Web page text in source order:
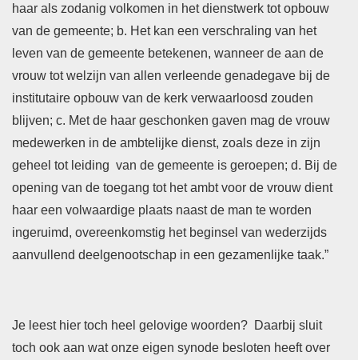
haar als zodanig volkomen in het dienstwerk tot opbouw
van de gemeente; b. Het kan een verschraling van het
leven van de gemeente betekenen, wanneer de aan de
vrouw tot welzijn van allen verleende genadegave bij de
institutaire opbouw van de kerk verwaarloosd zouden
blijven; c. Met de haar geschonken gaven mag de vrouw
medewerken in de ambtelijke dienst, zoals deze in zijn
geheel tot leiding van de gemeente is geroepen; d. Bij de
opening van de toegang tot het ambt voor de vrouw dient
haar een volwaardige plaats naast de man te worden
ingeruimd, overeenkomstig het beginsel van wederzijds
aanvullend deelgenootschap in een gezamenlijke taak.”
Je leest hier toch heel gelovige woorden? Daarbij sluit
toch ook aan wat onze eigen synode besloten heeft over